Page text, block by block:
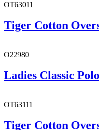
OT63011
Tiger Cotton
O22980
Ladies Classic Polo
OT63111
Tiger Cotton